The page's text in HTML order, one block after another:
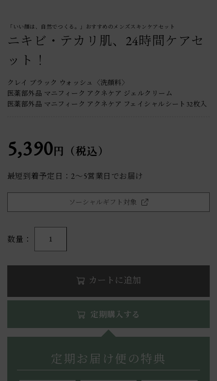
「いい顔は、自然でつくる。」おすすめのメンズスキンケアセット
ニキビ・テカリ肌、24時間ケアセ
ット！
クレイ ブラック ウォッシュ〈洗顔料〉
医薬部外品 マニフィーク アクネケア ジェルクリーム
医薬部外品 マニフィーク アクネケア フェイシャルシート32枚入
5,390円（税込）
最短到着予定日：2〜5営業日でお届け
ソーシャルギフト対象
数量 1
カートに追加
定期購入する
定期お届け便の特典